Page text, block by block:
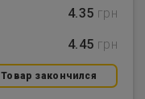
4.35 грн
4.45 грн
Товар закончился